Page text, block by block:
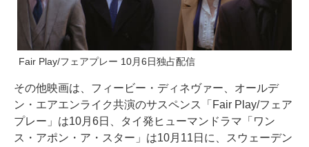
Fair Play/フェアプレー 10月6日独占配信
その他映画は、フィービー・ディネヴァー、オールデ
ン・エアエンライク共演のサスペンス「Fair Play/フェア
プレー」は10月6日、タイ発ヒューマンドラマ「ワン
ス・アポン・ア・スター」は10月11日に、スウェーデン